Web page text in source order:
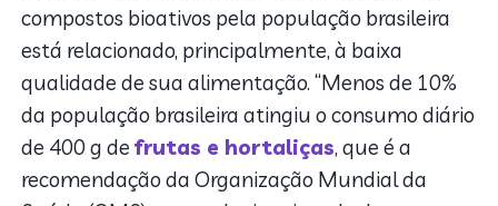
compostos bioativos pela população brasileira
está relacionado, principalmente, à baixa
qualidade de sua alimentação. “Menos de 10%
da população brasileira atingiu o consumo diário
de 400 g defrutas e hortaliças, que é a
recomendação da Organização Mundial da